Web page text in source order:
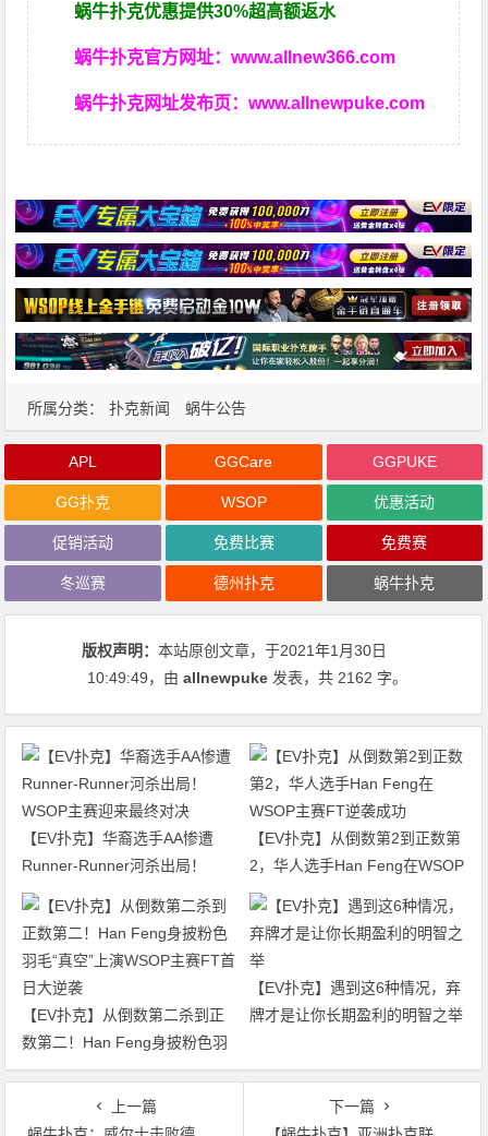
蜗牛扑克优惠提供30%超高额返水
蜗牛扑克官方网址：www.allnew366.com
蜗牛扑克网址发布页：www.allnewpuke.com
所属分类： 扑克新闻 蜗牛公告
APL GGCare GGPUKE
GG扑克 WSOP 优惠活动
促销活动 免费比赛 免费赛
冬巡赛 德州扑克 蜗牛扑克
版权声明：本站原创文章，于2021年1月30日
10:49:49，由allnewpuke 发表，共 2162 字。
【EV扑克】华裔选手AA惨遭
Runner-Runner河杀出局！
WSOP主赛迎来最终对决
【EV扑克】从倒数第2到正数第
2，华人选手Han Feng在WSOP
主赛FT逆袭成功
【EV扑克】从倒数第二杀到正
数第二！Han Feng身披粉色羽
毛“真空”上演WSOP主赛FT首日
【EV扑克】遇到这6种情况，弃
牌才是让你长期盈利的明智之举
上一篇
下一篇